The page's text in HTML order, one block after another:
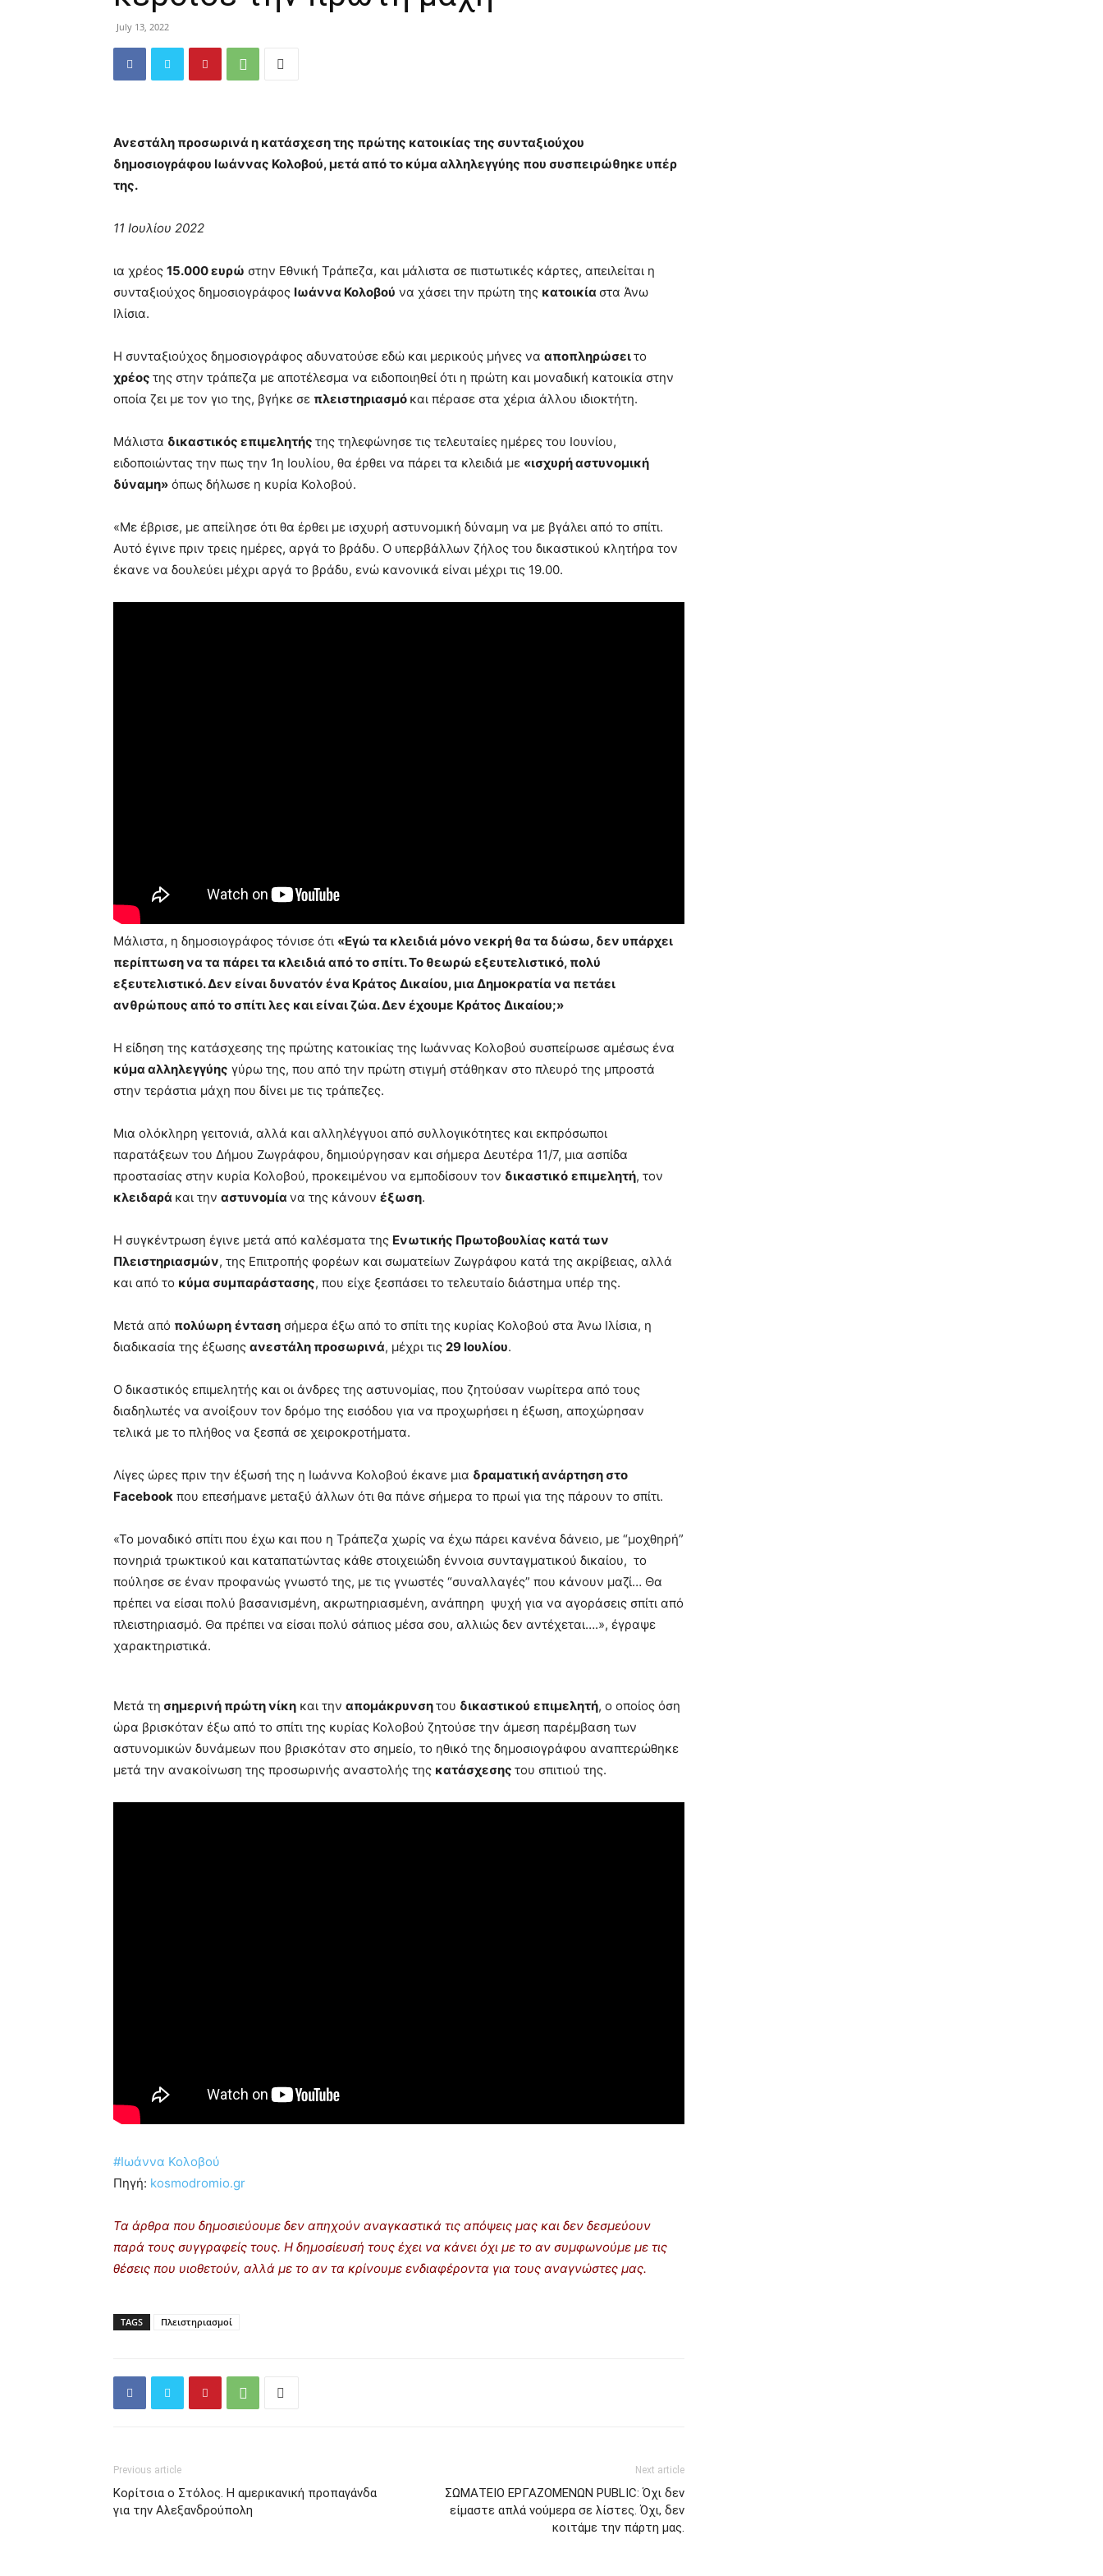
July 13, 2022
Ανεστάλη προσωρινά η κατάσχεση της πρώτης κατοικίας της συνταξιούχου
δημοσιογράφου Ιωάννας Κολοβού, μετά από το κύμα αλληλεγγύης που συσπειρώθηκε υπέρ
της.
11 Ιουλίου 2022
ια χρέος 15.000 ευρώ στην Εθνική Τράπεζα, και μάλιστα σε πιστωτικές κάρτες, απειλείται η
συνταξιούχος δημοσιογράφος Ιωάννα Κολοβού να χάσει την πρώτη της κατοικία στα Άνω
Ιλίσια.
Η συνταξιούχος δημοσιογράφος αδυνατούσε εδώ και μερικούς μήνες να αποπληρώσειτο
χρέος της στην τράπεζα με αποτέλεσμα να ειδοποιηθεί ότι η πρώτη και μοναδική κατοικία στην
οποία ζει με τον γιο της, βγήκε σε πλειστηριασμό και πέρασε στα χέρια άλλου ιδιοκτήτη.
Μάλιστα δικαστικός επιμελητής της τηλεφώνησε τις τελευταίες ημέρες του Ιουνίου,
ειδοποιώντας την πως την 1η Ιουλίου, θα έρθει να πάρει τα κλειδιά με «ισχυρή αστυνομική
δύναμη» όπως δήλωσε η κυρία Κολοβού.
«Με έβρισε, με απείλησε ότι θα έρθει με ισχυρή αστυνομική δύναμη να με βγάλει από το σπίτι.
Αυτό έγινε πριν τρεις ημέρες, αργά το βράδυ. Ο υπερβάλλων ζήλος του δικαστικού κλητήρα τον
έκανε να δουλεύει μέχρι αργά το βράδυ, ενώ κανονικά είναι μέχρι τις 19.00.
Μάλιστα, η δημοσιογράφος τόνισε ότι «Εγώ τα κλειδιά μόνο νεκρή θα τα δώσω, δεν υπάρχει
περίπτωση να τα πάρει τα κλειδιά από το σπίτι. Το θεωρώ εξευτελιστικό, πολύ
εξευτελιστικό. Δεν είναι δυνατόν ένα Κράτος Δικαίου, μια Δημοκρατία να πετάει
ανθρώπους από το σπίτι λες και είναι ζώα. Δεν έχουμε Κράτος Δικαίου;»
Η είδηση της κατάσχεσης της πρώτης κατοικίας της Ιωάννας Κολοβού συσπείρωσε αμέσως ένα
κύμα αλληλεγγύης γύρω της, που από την πρώτη στιγμή στάθηκαν στο πλευρό της μπροστά
στην τεράστια μάχη που δίνει με τις τράπεζες.
Μια ολόκληρη γειτονιά, αλλά και αλληλέγγυοι από συλλογικότητες και εκπρόσωποι
παρατάξεων του Δήμου Ζωγράφου, δημιούργησαν και σήμερα Δευτέρα 11/7, μια ασπίδα
προστασίας στην κυρία Κολοβού, προκειμένου να εμποδίσουν τον δικαστικό επιμελητή, τον
κλειδαρά και την αστυνομία να της κάνουν έξωση.
Η συγκέντρωση έγινε μετά από καλέσματα της Ενωτικής Πρωτοβουλίας κατά των
Πλειστηριασμών, της Επιτροπής φορέων και σωματείων Ζωγράφου κατά της ακρίβειας, αλλά
και από το κύμα συμπαράστασης, που είχε ξεσπάσει το τελευταίο διάστημα υπέρ της.
Μετά από πολύωρη ένταση σήμερα έξω από το σπίτι της κυρίας Κολοβού στα Άνω Ιλίσια, η
διαδικασία της έξωσης ανεστάλη προσωρινά, μέχρι τις 29 Ιουλίου.
Ο δικαστικός επιμελητής και οι άνδρες της αστυνομίας, που ζητούσαν νωρίτερα από τους
διαδηλωτές να ανοίξουν τον δρόμο της εισόδου για να προχωρήσει η έξωση, αποχώρησαν
τελικά με το πλήθος να ξεσπά σε χειροκροτήματα.
Λίγες ώρες πριν την έξωσή της η Ιωάννα Κολοβού έκανε μια δραματική ανάρτηση στο
Facebook που επεσήμανε μεταξύ άλλων ότι θα πάνε σήμερα το πρωί για της πάρουν το σπίτι.
«Το μοναδικό σπίτι που έχω και που η Τράπεζα χωρίς να έχω πάρει κανένα δάνειο, με “μοχθηρή”
πονηριά τρωκτικού και καταπατώντας κάθε στοιχειώδη έννοια συνταγματικού δικαίου, το
πούλησε σε έναν προφανώς γνωστό της, με τις γνωστές “συναλλαγές” που κάνουν μαζί… Θα
πρέπει να είσαι πολύ βασανισμένη, ακρωτηριασμένη, ανάπηρη ψυχή για να αγοράσεις σπίτι από
πλειστηριασμό. Θα πρέπει να είσαι πολύ σάπιος μέσα σου, αλλιώς δεν αντέχεται….», έγραψε
χαρακτηριστικά.
Μετά τη σημερινή πρώτη νίκη και την απομάκρυνσητου δικαστικού επιμελητή, ο οποίος όση
ώρα βρισκόταν έξω από το σπίτι της κυρίας Κολοβού ζητούσε την άμεση παρέμβαση των
αστυνομικών δυνάμεων που βρισκόταν στο σημείο, το ηθικό της δημοσιογράφου αναπτερώθηκε
μετά την ανακοίνωση της προσωρινής αναστολής της κατάσχεσης του σπιτιού της.
#Ιωάννα Κολοβού
Πηγή: kosmodromio.gr
Τα άρθρα που δημοσιεύουμε δεν απηχούν αναγκαστικά τις απόψεις μας και δεν δεσμεύουν
παρά τους συγγραφείς τους. Η δημοσίευσή τους έχει να κάνει όχι με το αν συμφωνούμε με τις
θέσεις που υιοθετούν, αλλά με το αν τα κρίνουμε ενδιαφέροντα για τους αναγνώστες μας.
TAGS Πλειστηριασμοί
Previous article
Κορίτσια ο Στόλος. Η αμερικανική προπαγάνδα
για την Αλεξανδρούπολη
Next article
ΣΩΜΑΤΕΙΟ ΕΡΓΑΖΟΜΕΝΩΝ PUBLIC: Όχι δεν
είμαστε απλά νούμερα σε λίστες. Όχι, δεν
κοιτάμε την πάρτη μας.